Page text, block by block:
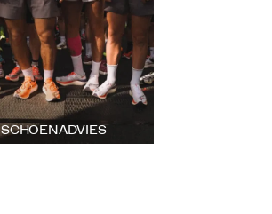
SCHOENADVIES